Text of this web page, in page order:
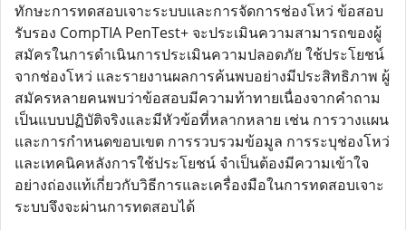
ทักษะการทดสอบเจาะระบบและการจัดการช่องโหว่ ข้อสอบ
รับรอง CompTIA PenTest+ จะประเมินความสามารถของผู้
สมัครในการดำเนินการประเมินความปลอดภัย ใช้ประโยชน์
จากช่องโหว่ และรายงานผลการค้นพบอย่างมีประสิทธิภาพ ผู้
สมัครหลายคนพบว่าข้อสอบมีความท้าทายเนื่องจากคำถาม
เป็นแบบปฏิบัติจริงและมีหัวข้อที่หลากหลาย เช่น การวางแผน
และการกำหนดขอบเขต การรวบรวมข้อมูล การระบุช่องโหว่
และเทคนิคหลังการใช้ประโยชน์ จำเป็นต้องมีความเข้าใจ
อย่างถ่องแท้เกี่ยวกับวิธีการและเครื่องมือในการทดสอบเจาะ
ระบบจึงจะผ่านการทดสอบได้